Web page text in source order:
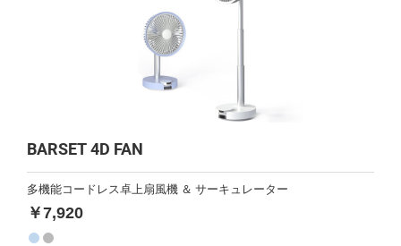
BARSET 4D FAN
多機能コードレス卓上扇風機 ＆ サーキュレーター
￥7,920